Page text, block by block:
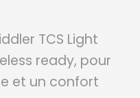
TCS Light
ready, pour
et un confort